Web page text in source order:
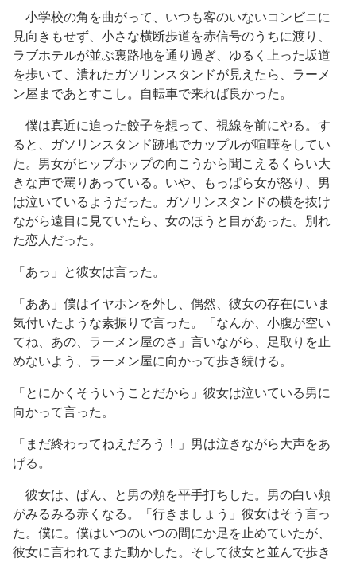
小学校の角を曲がって、いつも客のいないコンビニに
見向きもせず、小さな横断歩道を赤信号のうちに渡り、
ラブホテルが並ぶ裏路地を通り過ぎ、ゆるく上った坂道
を歩いて、潰れたガソリンスタンドが見えたら、ラーメ
ン屋まであとすこし。自転車で来れば良かった。
僕は真近に迫った餃子を想って、視線を前にやる。す
ると、ガソリンスタンド跡地でカップルが喧嘩をしてい
た。男女がヒップホップの向こうから聞こえるくらい大
きな声で罵りあっている。いや、もっぱら女が怒り、男
は泣いているようだった。ガソリンスタンドの横を抜け
ながら遠目に見ていたら、女のほうと目があった。別れ
た恋人だった。
「あっ」と彼女は言った。
「ああ」僕はイヤホンを外し、偶然、彼女の存在にいま
気付いたような素振りで言った。「なんか、小腹が空い
てね、あの、ラーメン屋のさ」言いながら、足取りを止
めないよう、ラーメン屋に向かって歩き続ける。
「とにかくそういうことだから」彼女は泣いている男に
向かって言った。
「まだ終わってねえだろう！」男は泣きながら大声をあ
げる。
彼女は、ぱん、と男の頬を平手打ちした。男の白い頬
がみるみる赤くなる。「行きましょう」彼女はそう言っ
た。僕に。僕はいつのいつの間にか足を止めていたが、
彼女に言われてまた動かした。そして彼女と並んで歩き